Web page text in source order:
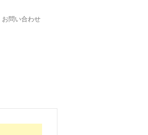
お問い合わせ